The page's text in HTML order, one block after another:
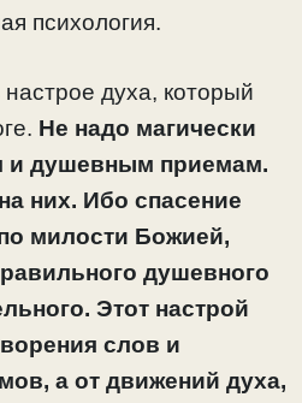
психология.
духа, который
Не надо магически
и душевным приемам.
них. Ибо спасение
милости Божией,
душевного
Этот настрой
слов и
а от движений духа,